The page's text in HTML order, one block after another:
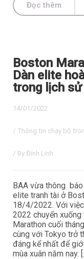
Đọc thêm
Boston
Dàn elite
trong lịch sử
14/01/2022
/ Thông tin chạy bộ
/ By Đinh Linh
BAA vừa thông
elite tranh tài ở
18/4/2022. Với
2022 chuyển
Marathon cuối
cùng với Tokyo trở
đáng kể nhất để
mùa xuân năm nay.